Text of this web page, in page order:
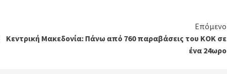
Επόμενο
Κεντρική Μακεδονία: Πάνω από 760 παραβάσεις του ΚΟΚ σε
ένα 24ωρο